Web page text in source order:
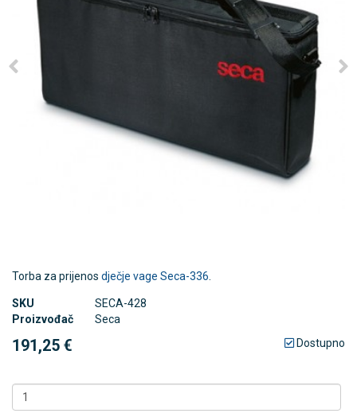
Torba za prijenos dječje vage Seca-336
SKU
SECA-428
Proizvođač
Seca
191,25 € Dostupno